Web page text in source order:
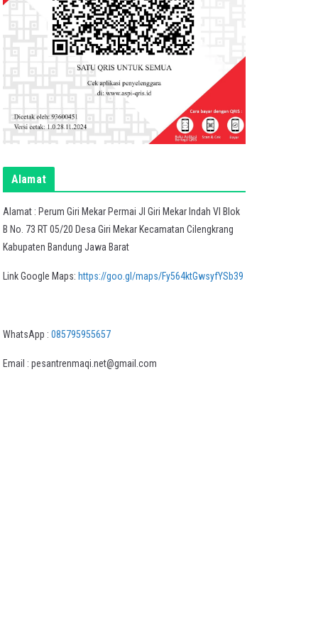
Alamat
Alamat : Perum Giri Mekar Permai Jl Giri Mekar Indah VI Blok
B No. 73 RT 05/20 Desa Giri Mekar Kecamatan Cilengkrang
Kabupaten Bandung Jawa Barat
Link Google Maps: https://goo.gl/maps/Fy564ktGwsyfYSb39
WhatsApp : 085795955657
Email : pesantrenmaqi.net@gmail.com